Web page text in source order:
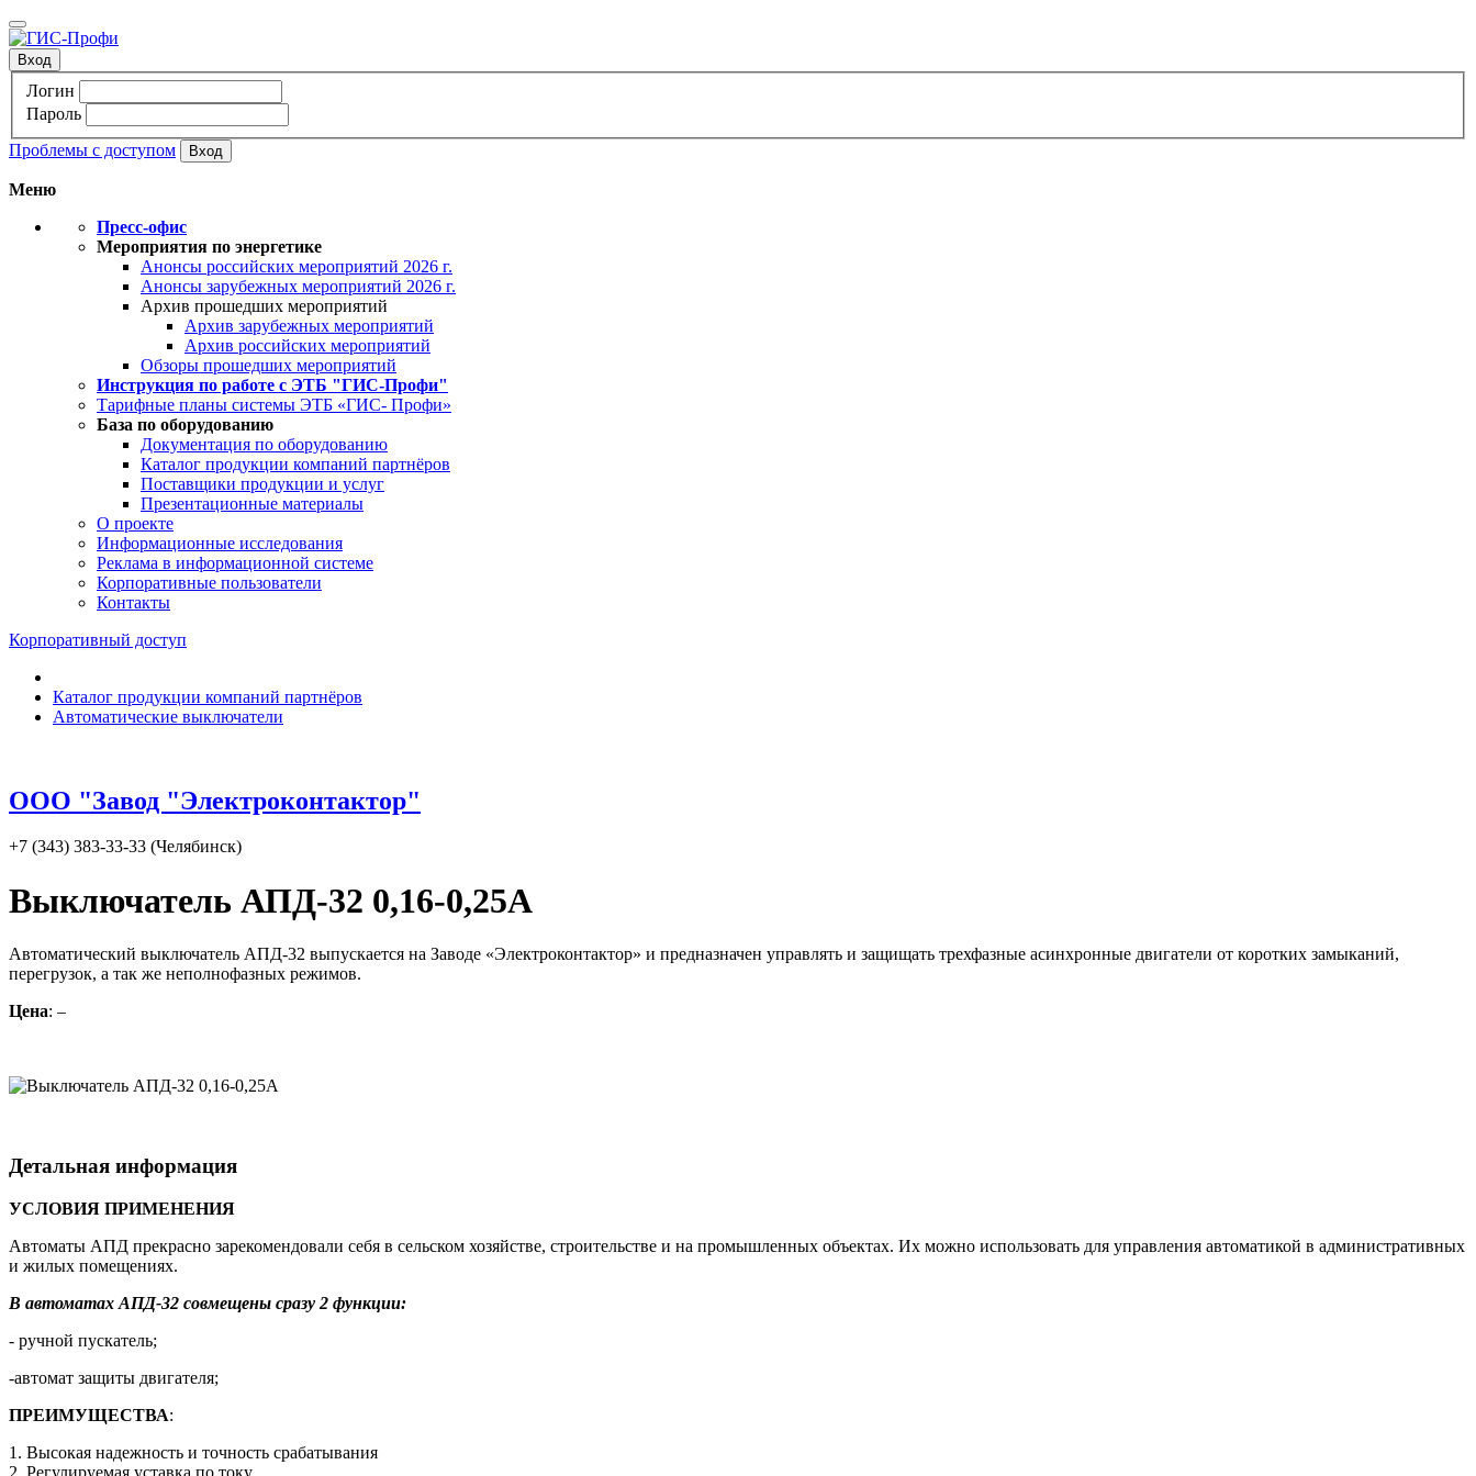
Вход
Логин
Пароль
Проблемы с доступом
Меню
Пресс-офис
Мероприятия по энергетике
Анонсы российских мероприятий 2026 г.
Анонсы зарубежных мероприятий 2026 г.
Архив прошедших мероприятий
Архив зарубежных мероприятий
Архив российских мероприятий
Обзоры прошедших мероприятий
Инструкция по работе с ЭТБ "ГИС-Профи"
Тарифные планы системы ЭТБ «ГИС- Профи»
База по оборудованию
Документация по оборудованию
Каталог продукции компаний партнёров
Поставщики продукции и услуг
Презентационные материалы
О проекте
Информационные исследования
Реклама в информационной системе
Корпоративные пользователи
Контакты
Корпоративный доступ
Каталог продукции компаний партнёров
Автоматические выключатели
ООО "Завод "Электроконтактор"
+7 (343) 383-33-33 (Челябинск)
Выключатель АПД-32 0,16-0,25А
Автоматический выключатель АПД-32 выпускается на Заводе «Электроконтактор» и предназначен управлять и защищать трехфазные асинхронные двигатели от коротких замыканий,
перегрузок, а так же неполнофазных режимов.
Цена: –
Детальная информация
УСЛОВИЯ ПРИМЕНЕНИЯ
Автоматы АПД прекрасно зарекомендовали себя в сельском хозяйстве, строительстве и на промышленных объектах. Их можно использовать для управления автоматикой в административных
и жилых помещениях.
В автоматах АПД-32 совмещены сразу 2 функции:
- ручной пускатель;
-автомат защиты двигателя;
ПРЕИМУЩЕСТВА:
1. Высокая надежность и точность срабатывания
2. Регулируемая уставка по току